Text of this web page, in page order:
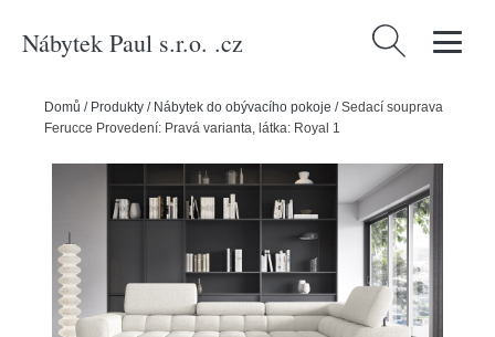
Nábytek Paul s.r.o. .cz Vyhledávání
Domů / Produkty / Nábytek do obývacího pokoje /Sedací souprava
Ferucce Provedení: Pravá varianta, látka: Royal 1